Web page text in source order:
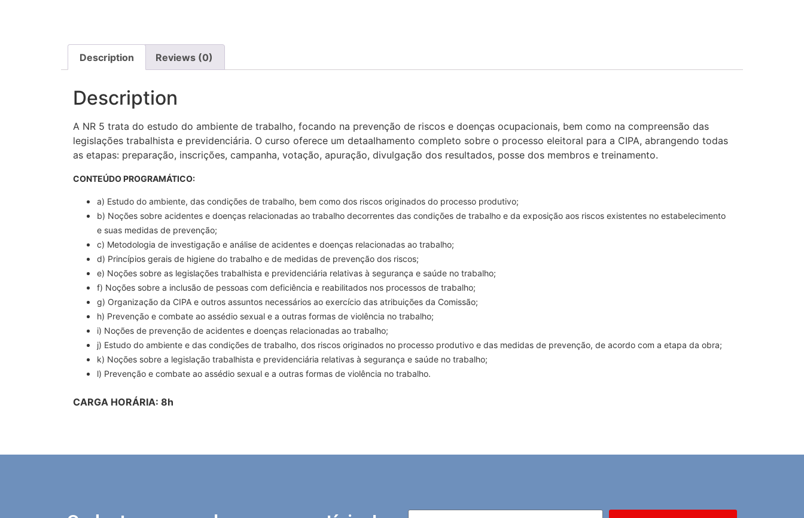
Description Reviews (0)
Description
A NR 5 trata do estudo do ambiente de trabalho, focando na prevenção de riscos e doenças ocupacionais, bem como na compreensão das
legislações trabalhista e previdenciária. O curso oferece um detaalhamento completo sobre o processo eleitoral para a CIPA, abrangendo todas
as etapas: preparação, inscrições, campanha, votação, apuração, divulgação dos resultados, posse dos membros e treinamento.
CONTEÚDO PROGRAMÁTICO:
a) Estudo do ambiente, das condições de trabalho, bem como dos riscos originados do processo produtivo;
b) Noções sobre acidentes e doenças relacionadas ao trabalho decorrentes das condições de trabalho e da exposição aos riscos existentes no estabelecimento
e suas medidas de prevenção;
c) Metodologia de investigação e análise de acidentes e doenças relacionadas ao trabalho;
d) Princípios gerais de higiene do trabalho e de medidas de prevenção dos riscos;
e) Noções sobre as legislações trabalhista e previdenciária relativas à segurança e saúde no trabalho;
f) Noções sobre a inclusão de pessoas com deficiência e reabilitados nos processos de trabalho;
g) Organização da CIPA e outros assuntos necessários ao exercício das atribuições da Comissão;
h) Prevenção e combate ao assédio sexual e a outras formas de violência no trabalho;
i) Noções de prevenção de acidentes e doenças relacionadas ao trabalho;
j) Estudo do ambiente e das condições de trabalho, dos riscos originados no processo produtivo e das medidas de prevenção, de acordo com a etapa da obra;
k) Noções sobre a legislação trabalhista e previdenciária relativas à segurança e saúde no trabalho;
l) Prevenção e combate ao assédio sexual e a outras formas de violência no trabalho.
CARGA HORÁRIA: 8h